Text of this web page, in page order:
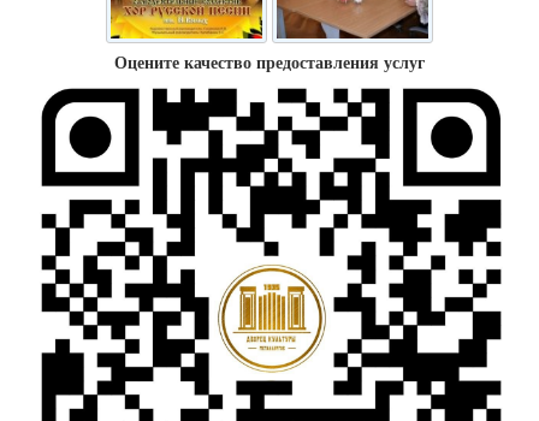
Оцените качество предоставления услуг